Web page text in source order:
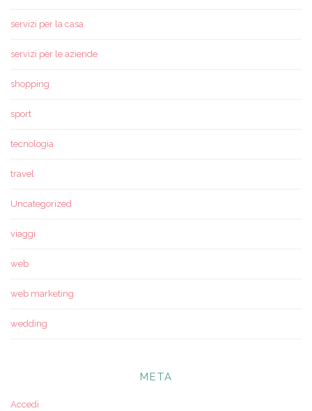
servizi per la casa
servizi per le aziende
shopping
sport
tecnologia
travel
Uncategorized
viaggi
web
web marketing
wedding
META
Accedi